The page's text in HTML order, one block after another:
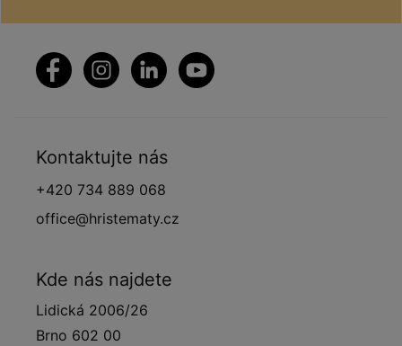
Kontaktujte nás
+420 734 889 068
office@hristematy.cz
Kde nás najdete
Lidická 2006/26
Brno 602 00